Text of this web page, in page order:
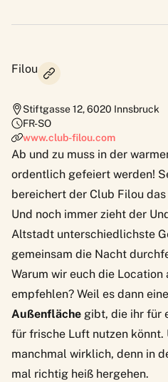
Filou
Stiftgasse 12,6020 Innsbruck
FR-SO
www.club-filou.com
Ab und zu muss in der
ordentlich gefeiert werden!
bereichert der Club Filou
Und noch immer zieht der
Altstadt unterschiedlichste
gemeinsam die Nacht
Warum wir euch die
empfehlen? Weil es dann eine
Außenfläche gibt, die ihr für
für frische Luft nutzen könnt.
manchmal wirklich, denn in
mal richtig heiß hergehen.